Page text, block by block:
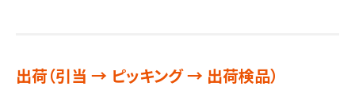
出荷（引当 → ピッキング → 出荷検品）